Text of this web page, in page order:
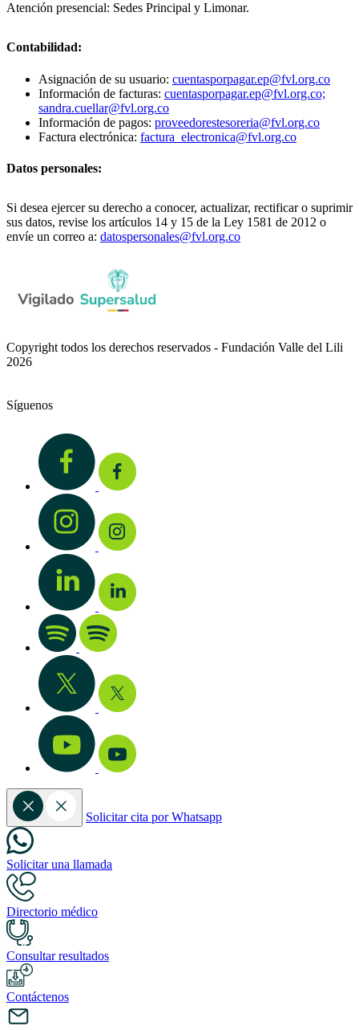
Atención presencial: Sedes Principal y Limonar.
Contabilidad:
Asignación de su usuario: cuentasporpagar.ep@fvl.org.co
Información de facturas: cuentasporpagar.ep@fvl.org.co;
sandra.cuellar@fvl.org.co
Información de pagos: proveedorestesoreria@fvl.org.co
Factura electrónica: factura_electronica@fvl.org.co
Datos personales:
Si desea ejercer su derecho a conocer, actualizar, rectificar o suprimir
sus datos, revise los artículos 14 y 15 de la Ley 1581 de 2012 o
envíe un correo a: datospersonales@fvl.org.co
Copyright todos los derechos reservados - Fundación Valle del Lili
2026
Síguenos
Solicitar cita por Whatsapp
Solicitar una llamada
Directorio médico
Consultar resultados
Contáctenos